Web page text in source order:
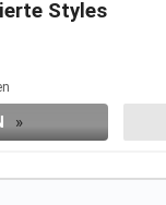
Styles
»